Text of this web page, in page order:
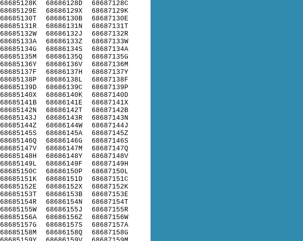
68685128K
68685129E
68685130T
68685131R
68685132W
68685133A
68685134G
68685135M
68685136Y
68685137F
68685138P
68685139D
68685140X
68685141B
68685142N
68685143J
68685144Z
68685145S
68685146Q
68685147V
68685148H
68685149L
68685150C
68685151K
68685152E
68685153T
68685154R
68685155W
68685156A
68685157G
68685158M
68686128D
68686129X
68686130B
68686131N
68686132J
68686133Z
68686134S
68686135Q
68686136V
68686137H
68686138L
68686139C
68686140K
68686141E
68686142T
68686143R
68686144W
68686145A
68686146G
68686147M
68686148Y
68686149F
68686150P
68686151D
68686152X
68686153B
68686154N
68686155J
68686156Z
68686157S
68686158Q
68687128C
68687129K
68687130E
68687131T
68687132R
68687133W
68687134A
68687135G
68687136M
68687137Y
68687138F
68687139P
68687140D
68687141X
68687142B
68687143N
68687144J
68687145Z
68687146S
68687147Q
68687148V
68687149H
68687150L
68687151C
68687152K
68687153E
68687154T
68687155R
68687156W
68687157A
68687158G